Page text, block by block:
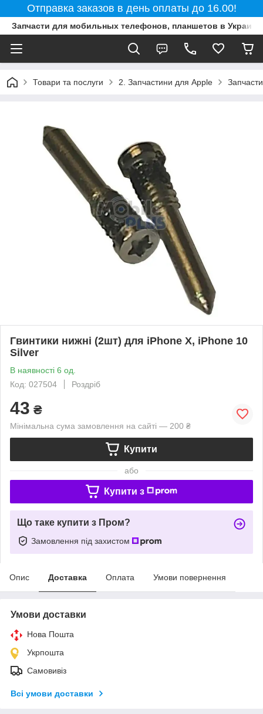
Отправка заказов в день оплаты до 16.00!
Запчасти для мобильных телефонов, планшетов в
Товари та послуги 2. Запчастини для Apple
Гвинтики нижні (2шт) для iPhone X, iPhone 10
Silver
В наявності 6 од.
Код: 027504
Роздріб
43 ₴
Мінімальна сума замовлення на сайті — 200 ₴
Купити
або
Купити з
Що таке купити з Пром?
Замовлення під захистом
Опис Доставка Оплата Умови повернення
Умови доставки
Нова Пошта
Укрпошта
Самовивіз
Всі умови доставки